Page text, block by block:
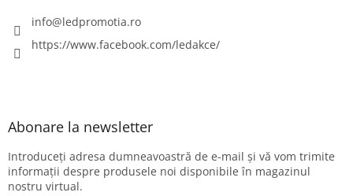
info@ledpromotia.ro
https://www.facebook.com/ledakce/
Abonare la newsletter
Introduceţi adresa dumneavoastră de e-mail şi vă vom trimite
informaţii despre produsele noi disponibile în magazinul
nostru virtual.